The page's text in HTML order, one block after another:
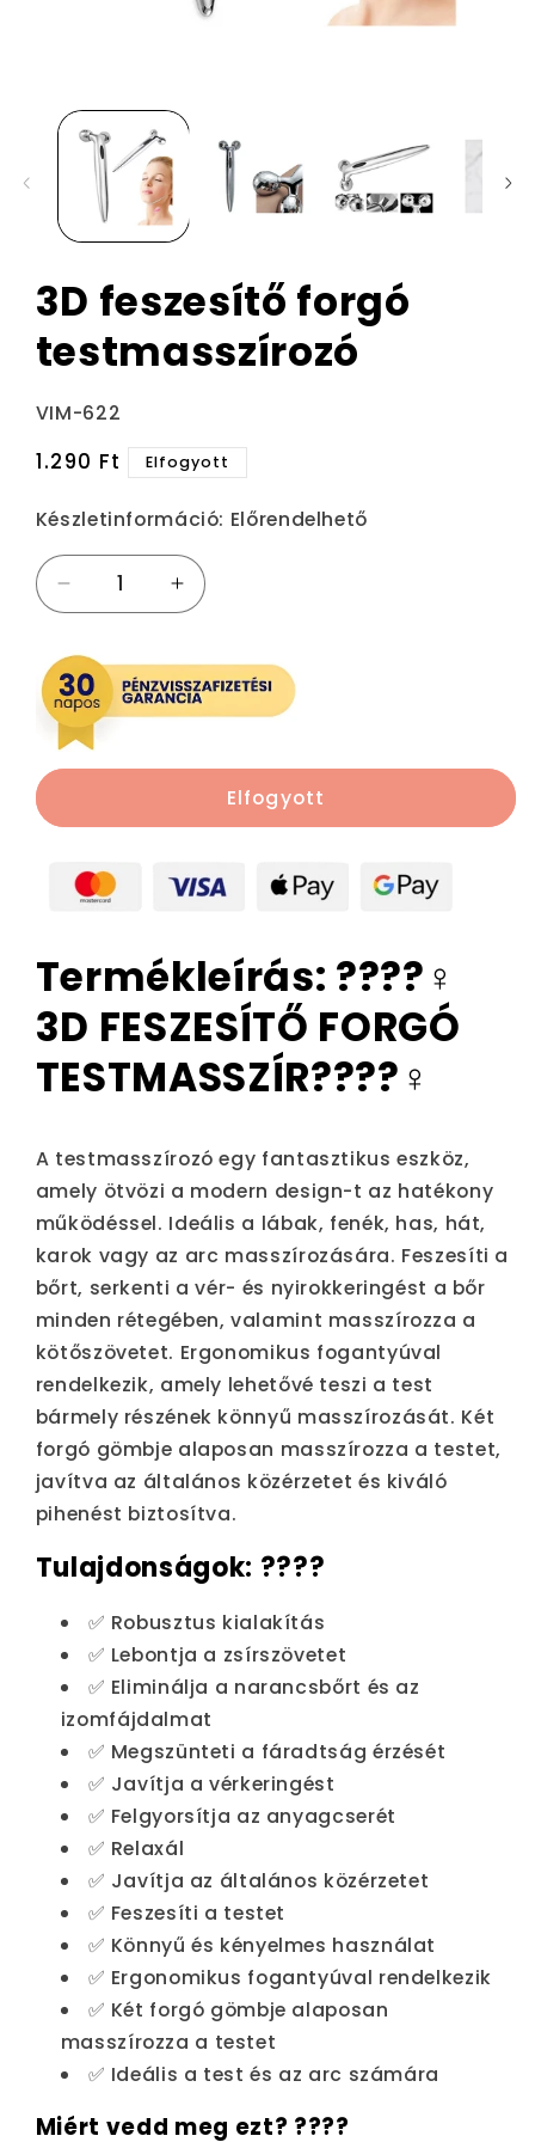
3D feszesítő forgó
testmasszírozó
Termékváltozat:
VIM-622
Normál
1.290 Ft Elfogyott
Készletinformáció: Előrendelhető
feszesítő
testmasszírozó
mennyiségének
csökkentése
3D
feszesítő
testmasszírozó
mennyiségének
növelése
Elfogyott
Termékleírás: ????‍♀️
3D FESZESÍTŐ FORGÓ
TESTMASSZÍR????‍♀️
A testmasszírozó egy fantasztikus eszköz,
amely ötvözi a modern design-t az hatékony
működéssel. Ideális a lábak, fenék, has, hát,
karok vagy az arc masszírozására. Feszesíti a
bőrt, serkenti a vér- és nyirokkeringést a bőr
minden rétegében, valamint masszírozza a
kötőszövetet. Ergonomikus fogantyúval
rendelkezik, amely lehetővé teszi a test
bármely részének könnyű masszírozását. Két
forgó gömbje alaposan masszírozza a testet,
javítva az általános közérzetet és kiváló
pihenést biztosítva.
Tulajdonságok: ????
✅ Robusztus kialakítás
✅ Lebontja a zsírszövetet
✅ Eliminálja a narancsbőrt és az
izomfájdalmat
✅ Megszünteti a fáradtság érzését
✅ Javítja a vérkeringést
✅ Felgyorsítja az anyagcserét
✅ Relaxál
✅ Javítja az általános közérzetet
✅ Feszesíti a testet
✅ Könnyű és kényelmes használat
✅ Ergonomikus fogantyúval rendelkezik
✅ Két forgó gömbje alaposan
masszírozza a testet
✅ Ideális a test és az arc számára
Miért vedd meg ezt? ????